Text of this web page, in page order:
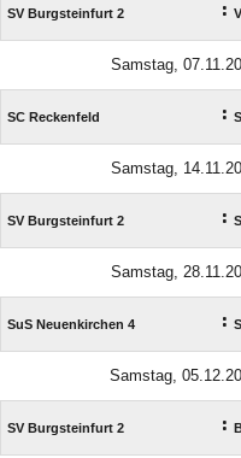
SV Burgsteinfurt 2 :
Samstag,
SC Reckenfeld :
Samstag,
SV Burgsteinfurt 2 :
Samstag,
SuS Neuenkirchen 4 :
Samstag,
SV Burgsteinfurt 2 :